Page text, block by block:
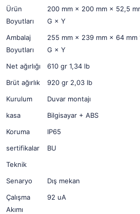
Ürün
Boyutları
200 mm × 200 mm × 52,5
G × Y
Ambalaj
Boyutları
255 mm × 239 mm × 64
G × Y
Net ağırlığı
610 gr 1,34 lb
Brüt ağırlık
920 gr 2,03 lb
Kurulum
Duvar montajı
kasa
Bilgisayar + ABS
Koruma
IP65
sertifikalar
BU
Teknik
Senaryo
Dış mekan
Çalışma
Akımı
92 uA